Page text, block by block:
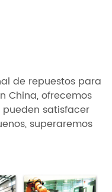
de repuestos para
China, ofrecemos
satisfacer
superaremos